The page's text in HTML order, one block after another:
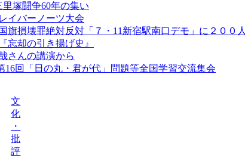
里塚闘争60年の集い
イバーノーツ大会
旗損壊罪絶対反対「７・11新宿駅南口デモ」に２００人
忘却の引き揚げ史』
さんの講演から
回「日の丸・君が代」問題等全国学習交流集会
文
化
・
批
評